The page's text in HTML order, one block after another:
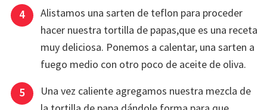
Alistamos una sarten de teflon para proceder
hacer nuestra tortilla de papas,que es una receta
muy deliciosa. Ponemos a calentar, una sarten a
fuego medio con otro poco de aceite de oliva.
Una vez caliente agregamos nuestra mezcla de